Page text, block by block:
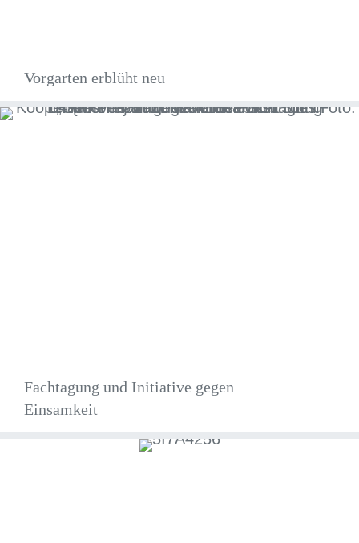
Vorgarten erblüht neu
Fachtagung und Initiative gegen
Einsamkeit